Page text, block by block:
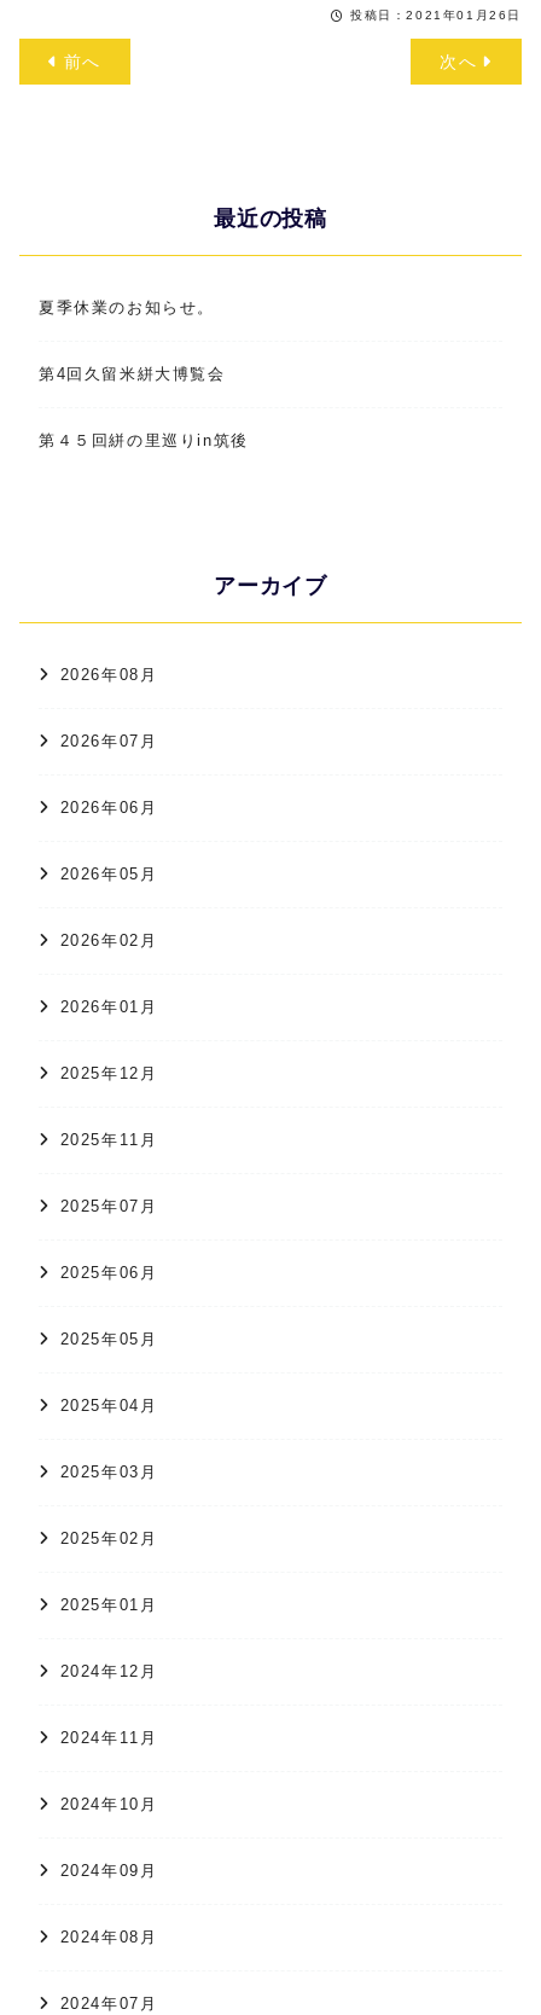
投稿日：2021年01月26日
前へ 次へ
最近の投稿
夏季休業のお知らせ。
第4回久留米絣大博覧会
第４５回絣の里巡りin筑後
アーカイブ
2026年08月
2026年07月
2026年06月
2026年05月
2026年02月
2026年01月
2025年12月
2025年11月
2025年07月
2025年06月
2025年05月
2025年04月
2025年03月
2025年02月
2025年01月
2024年12月
2024年11月
2024年10月
2024年09月
2024年08月
2024年07月